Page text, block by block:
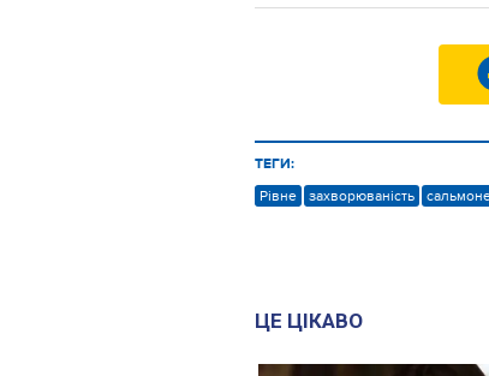
ТЕГИ:
Рівне захворюваність
ЦЕ ЦІКАВО